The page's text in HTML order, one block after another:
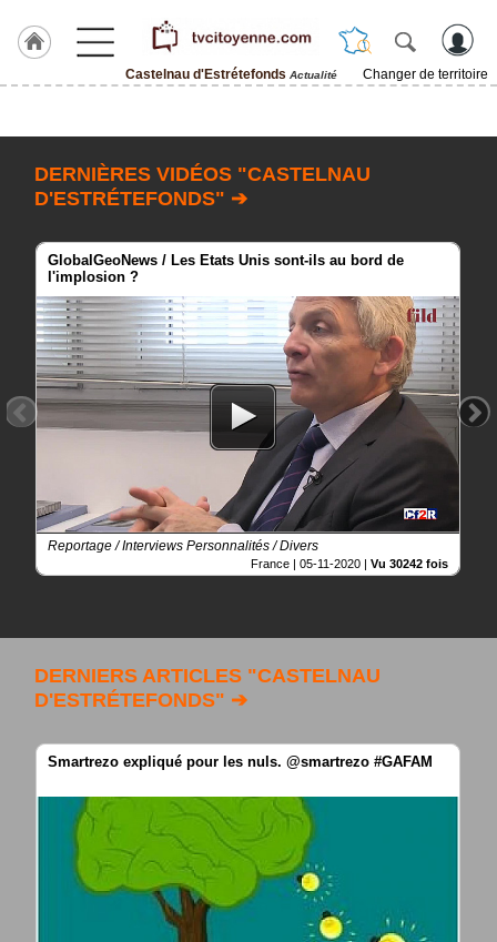
Castelnau d'Estrétefonds Actualité
Changer de territoire
d'Estrétefonds
Agenda
Gazette
Vidéos
Blogs
prémium
DERNIÈRES VIDÉOS "CASTELNAU
D'ESTRÉTEFONDS" ➔
GlobalGeoNews / Les Etats Unis sont-ils au bord de
l'implosion ?
Reportage / Interviews Personnalités / Divers
France | 05-11-2020 Vu 30242 fois
DERNIERS ARTICLES "CASTELNAU
D'ESTRÉTEFONDS" ➔
Smartrezo expliqué pour les nuls. @smartrezo #GAFAM